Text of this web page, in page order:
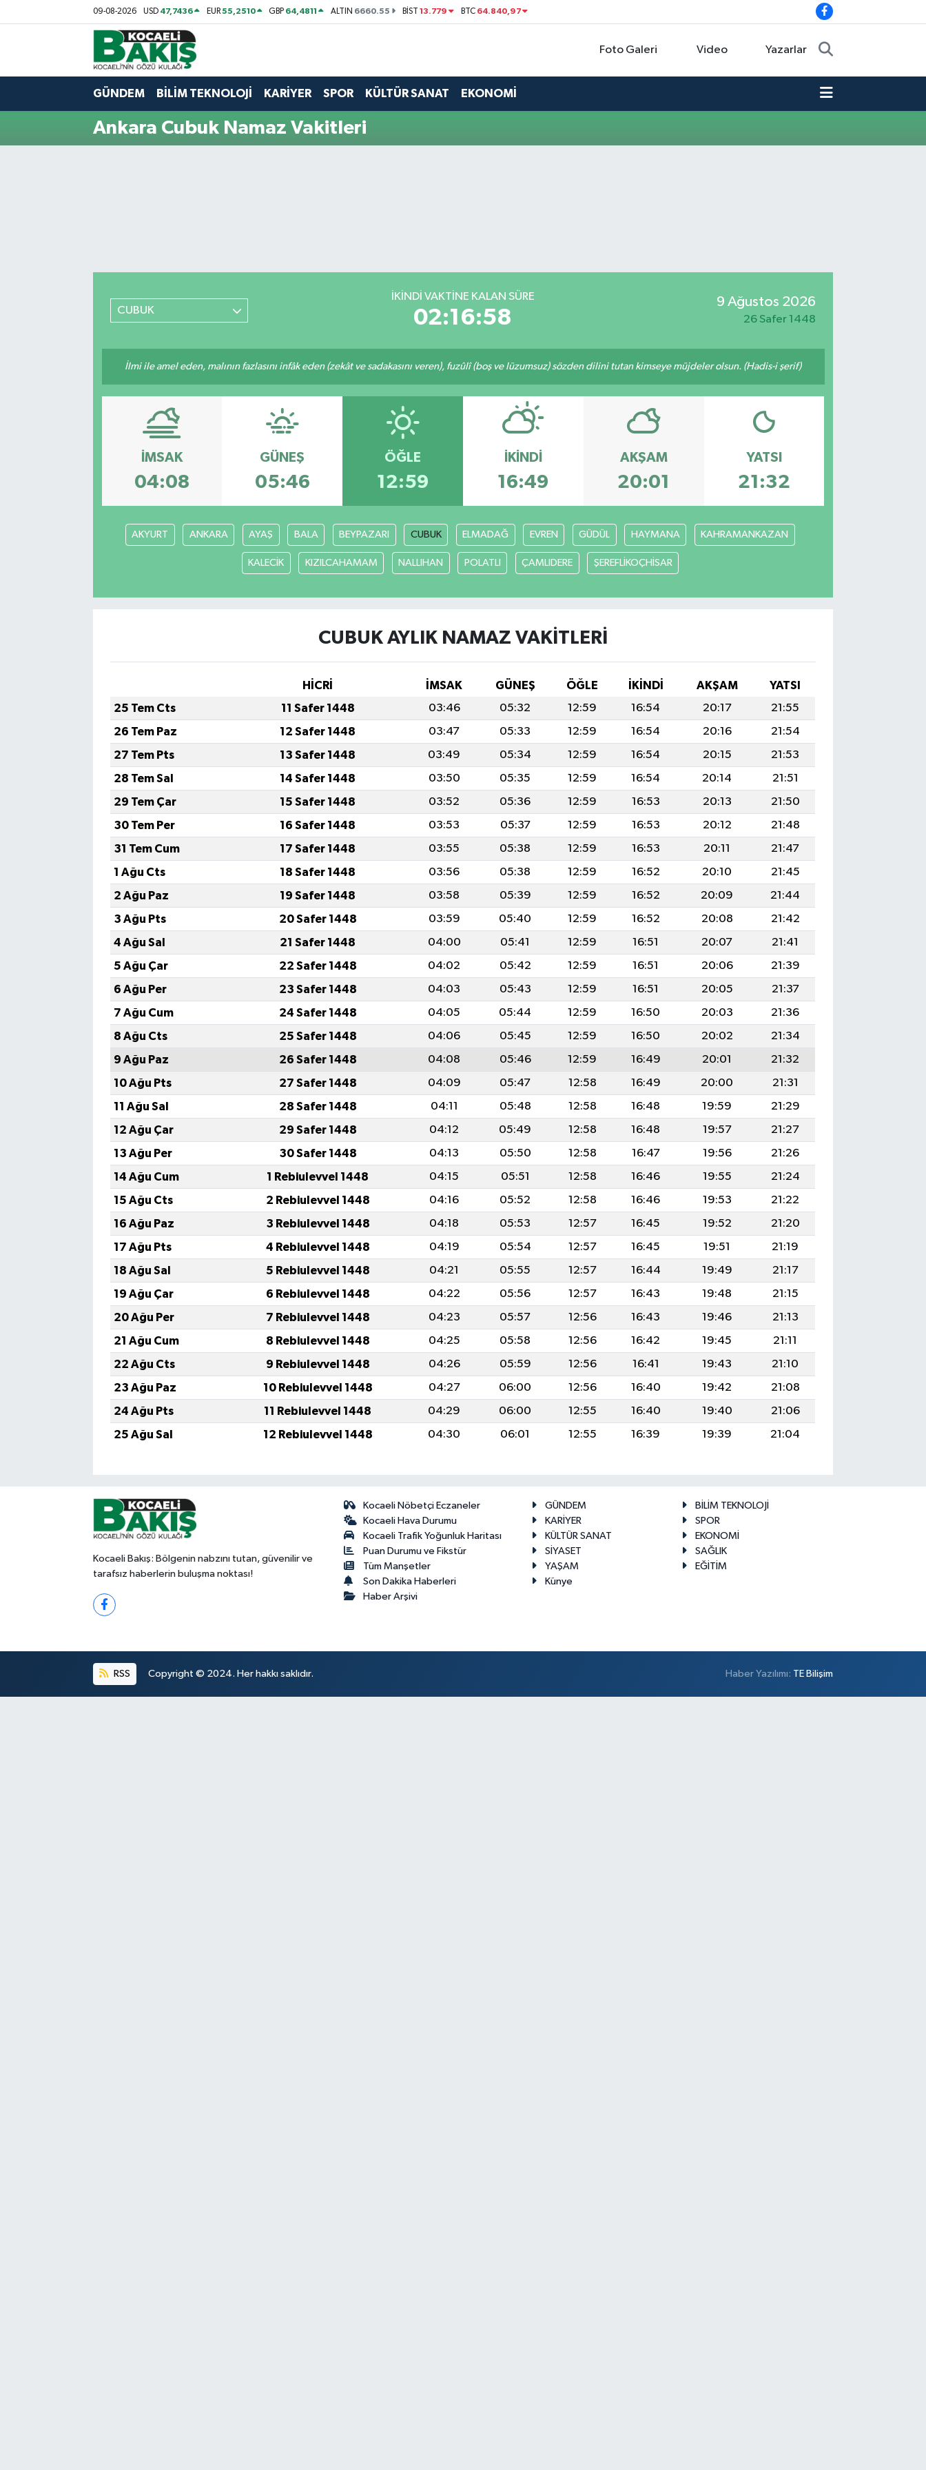
09-08-2026 USD 47,7436 EUR55,2510 GBP 64,4811 ALTIN 6660.55 BİST13.779 BTC 64.840,97
Foto Galeri Video Yazarlar
GÜNDEM BİLİM TEKNOLOJİ KARİYER SPOR KÜLTÜR SANAT EKONOMİ
Ankara Cubuk Namaz Vakitleri
CUBUK
İKINDI VAKTINE KALAN SÜRE
02:16:58
9 Ağustos 2026
26 Safer 1448
İlmi ile amel eden, malının fazlasını infâk eden (zekât ve sadakasını veren), fuzûlî (boş ve lüzumsuz) sözden dilini tutan kimseye müjdeler olsun. (Hadis-i şerif)
İMSAK
04:08
GÜNEŞ
05:46
ÖĞLE
12:59
İKINDI
16:49
AKŞAM
20:01
YATSI
21:32
AKYURT ANKARA AYAŞ BALA BEYPAZARI CUBUK ELMADAĞ EVREN GÜDÜL HAYMANA KAHRAMANKAZAN
KALECİK KIZILCAHAMAM NALLIHAN POLATLI ÇAMLIDERE ŞEREFLİKOÇHİSAR
CUBUK AYLIK NAMAZ VAKITLERI
HİCRİ İMSAK GÜNEŞ ÖĞLE İKINDI AKŞAM
YATSI
25 Tem Cts
11 Safer 1448 03:46 05:32 12:59 16:54 20:17
21:55
26 Tem Paz
12 Safer 1448 03:47 05:33 12:59 16:54 20:16
21:54
27 Tem Pts
13 Safer 1448 03:49 05:34 12:59 16:54 20:15
21:53
28 Tem Sal
14 Safer 1448 03:50 05:35 12:59 16:54 20:14
21:51
29 Tem Çar
15 Safer 1448 03:52 05:36 12:59 16:53 20:13
21:50
30 Tem Per
16 Safer 1448 03:53 05:37 12:59 16:53 20:12
21:48
31 Tem Cum
17 Safer 1448 03:55 05:38 12:59 16:53 20:11
21:47
1 Ağu Cts
18 Safer 1448 03:56 05:38 12:59 16:52 20:10
21:45
2 Ağu Paz
19 Safer 1448 03:58 05:39 12:59 16:52 20:09
21:44
3 Ağu Pts
20 Safer 1448 03:59 05:40 12:59 16:52 20:08
21:42
4 Ağu Sal
21 Safer 1448 04:00 05:41 12:59 16:51 20:07
21:41
5 Ağu Çar
22 Safer 1448 04:02 05:42 12:59 16:51 20:06
21:39
6 Ağu Per
23 Safer 1448 04:03 05:43 12:59 16:51 20:05
21:37
7 Ağu Cum
24 Safer 1448 04:05 05:44 12:59 16:50 20:03
21:36
8 Ağu Cts
25 Safer 1448 04:06 05:45 12:59 16:50 20:02
21:34
9 Ağu Paz
26 Safer 1448 04:08 05:46 12:59 16:49 20:01
21:32
10 Ağu Pts
27 Safer 1448 04:09 05:47 12:58 16:49 20:00
21:31
11 Ağu Sal
28 Safer 1448 04:11 05:48 12:58 16:48 19:59
21:29
12 Ağu Çar
29 Safer 1448 04:12 05:49 12:58 16:48 19:57
21:27
13 Ağu Per
30 Safer 1448 04:13 05:50 12:58 16:47 19:56
21:26
14 Ağu Cum
1 Rebiulevvel 1448 04:15 05:51 12:58 16:46 19:55
21:24
15 Ağu Cts
2 Rebiulevvel 1448 04:16 05:52 12:58 16:46 19:53
21:22
16 Ağu Paz
3 Rebiulevvel 1448 04:18 05:53 12:57 16:45 19:52
21:20
17 Ağu Pts
4 Rebiulevvel 1448 04:19 05:54 12:57 16:45 19:51
21:19
18 Ağu Sal
5 Rebiulevvel 1448 04:21 05:55 12:57 16:44 19:49
21:17
19 Ağu Çar
6 Rebiulevvel 1448 04:22 05:56 12:57 16:43 19:48
21:15
20 Ağu Per
7 Rebiulevvel 1448 04:23 05:57 12:56 16:43 19:46
21:13
21 Ağu Cum
8 Rebiulevvel 1448 04:25 05:58 12:56 16:42 19:45
21:11
22 Ağu Cts
9 Rebiulevvel 1448 04:26 05:59 12:56 16:41 19:43
21:10
23 Ağu Paz
10 Rebiulevvel 1448 04:27 06:00 12:56 16:40 19:42
21:08
24 Ağu Pts
11 Rebiulevvel 1448 04:29 06:00 12:55 16:40 19:40
21:06
25 Ağu Sal
12 Rebiulevvel 1448 04:30 06:01 12:55 16:39 19:39 21:04
Kocaeli Bakış: Bölgenin nabzını tutan, güvenilir ve
tarafsız haberlerin buluşma noktası!
Kocaeli Nöbetçi Eczaneler
Kocaeli Hava Durumu
Kocaeli Trafik Yoğunluk Haritası
Puan Durumu ve Fikstür
Tüm Manşetler
Son Dakika Haberleri
Haber Arşivi
GÜNDEM
BİLİM TEKNOLOJİ
KARİYER
SPOR
KÜLTÜR SANAT
EKONOMİ
SİYASET
SAĞLIK
YAŞAM
EĞİTİM
Künye
RSS Copyright © 2024. Her hakkı saklıdır. Haber Yazılımı: TE Bilişim
Kocaeli Nöbetçi Eczaneler
Kocaeli Hava Durumu
Kocaeli Trafik Yoğunluk Haritası